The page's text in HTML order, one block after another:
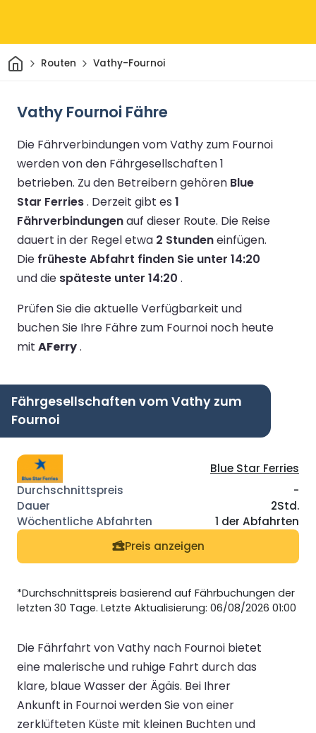
HeimRouten Vathy-Fournoi
Vathy Fournoi Fähre
Die Fährverbindungen vom Vathy zum Fournoi
werden von den Fährgesellschaften 1
betrieben. Zu den Betreibern gehören Blue
Star Ferries. Derzeit gibt es 1
Fährverbindungenauf dieser Route. Die Reise
dauert in der Regel etwa 2 Stundeneinfügen.
Die früheste Abfahrt finden Sie unter 14:20
und die späteste unter 14:20 .
Prüfen Sie die aktuelle Verfügbarkeit und
buchen Sie Ihre Fähre zum Fournoi noch heute
mit AFerry.
Fährgesellschaften vom Vathy zum
Fournoi
Blue Star Ferries
-
2Std.
1 der Abfahrten
Preis anzeigen
*Durchschnittspreis basierend auf Fährbuchungen der
letzten 30 Tage. Letzte Aktualisierung: 06/08/2026 01:00
Die Fährfahrt von Vathy nach Fournoi bietet
eine malerische und ruhige Fahrt durch das
klare, blaue Wasser der Ägäis. Bei Ihrer
Ankunft in Fournoi werden Sie von einer
zerklüfteten Küste mit kleinen Buchten und